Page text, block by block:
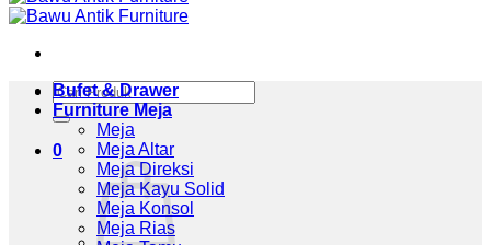
Pencarian
untuk:
0
Bufet & Drawer
Furniture Meja
Meja
Meja Altar
Meja Direksi
Meja Kayu Solid
Meja Konsol
Meja Rias